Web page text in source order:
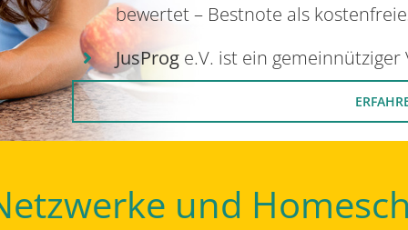
bewertet – Bestnote als
JusProge.V. ist ein
und